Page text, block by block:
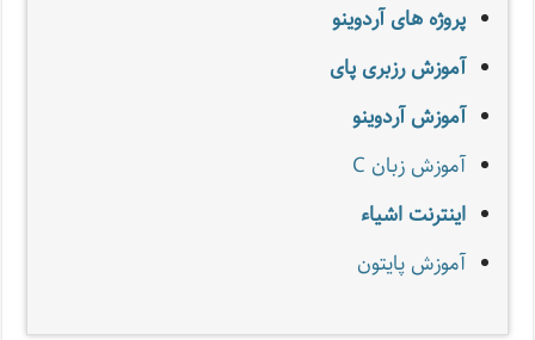
پروژه های آردوینو
آموزش رزبری پای
آموزش آردوینو
آموزش زبان C
اینترنت اشیاء
آموزش پایتون